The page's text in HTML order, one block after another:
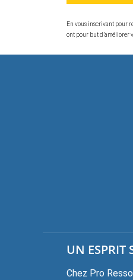
En vous inscrivant pour
ont pour but d’améliorer
UN ESPRIT
Chez Pro